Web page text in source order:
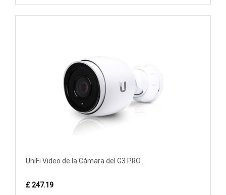
UniFi Video de la Cámara del G3 PRO...
£ 247.19